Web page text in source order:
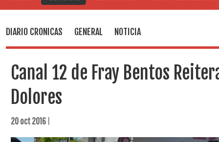
DIARIO CRONICAS GENERAL NOTICIA
Canal 12 de Fray Bentos
Dolores
20 oct 2016 |